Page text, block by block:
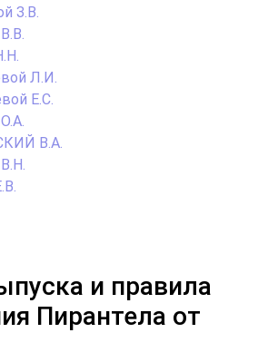
З.В.
Л.И.
Е.С.
В.А.
и правила
Пирантела от